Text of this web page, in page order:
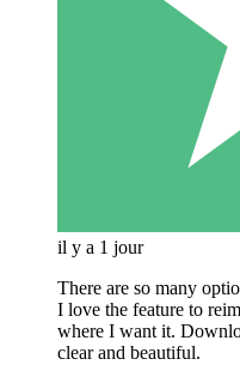
il y a 1 jour
There are so many
I love the feature to
where I want it.
clear and beautiful.